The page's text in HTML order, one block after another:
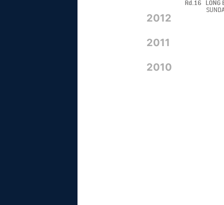
2012
2011
2010